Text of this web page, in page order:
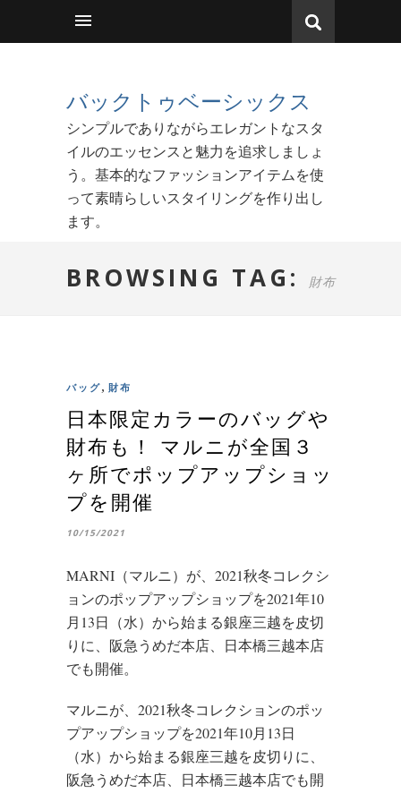
バックトゥベーシックス
シンプルでありながらエレガントなスタ
イルのエッセンスと魅力を追求しましょ
う。基本的なファッションアイテムを使
って素晴らしいスタイリングを作り出し
ます。
BROWSING TAG: 財布
バッグ, 財布
日本限定カラーのバッグや
財布も！ マルニが全国３
ヶ所でポップアップショッ
プを開催
10/15/2021
MARNI（マルニ）が、2021秋冬コレクシ
ョンのポップアップショップを2021年10
月13日（水）から始まる銀座三越を皮切
りに、阪急うめだ本店、日本橋三越本店
でも開催。
マルニが、2021秋冬コレクションのポッ
プアップショップを2021年10月13日
（水）から始まる銀座三越を皮切りに、
阪急うめだ本店、日本橋三越本店でも開